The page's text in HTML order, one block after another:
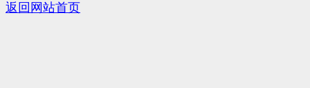
返回网站首页